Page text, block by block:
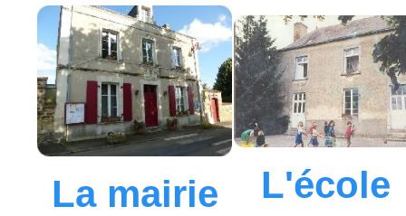
La mairie L'école